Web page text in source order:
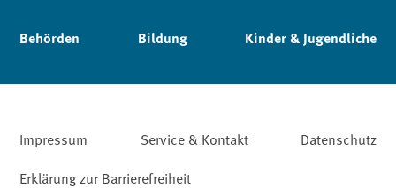
Behörden Bildung Kinder & Jugendliche
Impressum Service & Kontakt
Datenschutz
Erklärung zur Barrierefreiheit